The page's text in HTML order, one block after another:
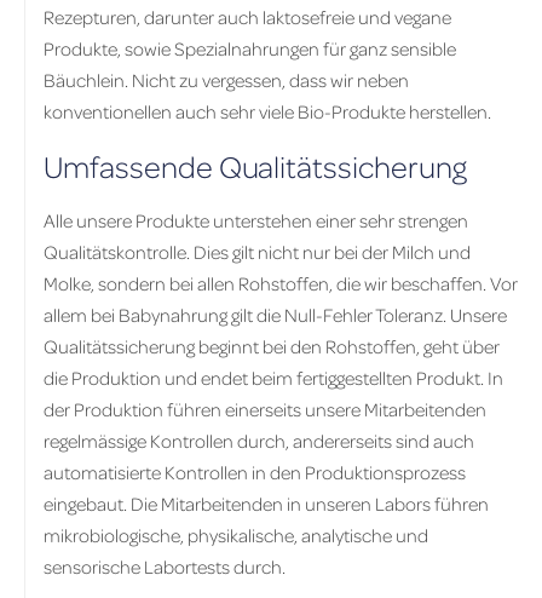
Rezepturen, darunter auch laktosefreie und vegane
Produkte, sowie Spezialnahrungen für ganz sensible
Bäuchlein. Nicht zu vergessen, dass wir neben
konventionellen auch sehr viele Bio-Produkte herstellen.
Umfassende Qualitätssicherung
Alle unsere Produkte unterstehen einer sehr strengen
Qualitätskontrolle. Dies gilt nicht nur bei der Milch und
Molke, sondern bei allen Rohstoffen, die wir beschaffen. Vor
allem bei Babynahrung gilt die Null-Fehler Toleranz. Unsere
Qualitätssicherung beginnt bei den Rohstoffen, geht über
die Produktion und endet beim fertiggestellten Produkt. In
der Produktion führen einerseits unsere Mitarbeitenden
regelmässige Kontrollen durch, andererseits sind auch
automatisierte Kontrollen in den Produktionsprozess
eingebaut. Die Mitarbeitenden in unseren Labors führen
mikrobiologische, physikalische, analytische und
sensorische Labortests durch.